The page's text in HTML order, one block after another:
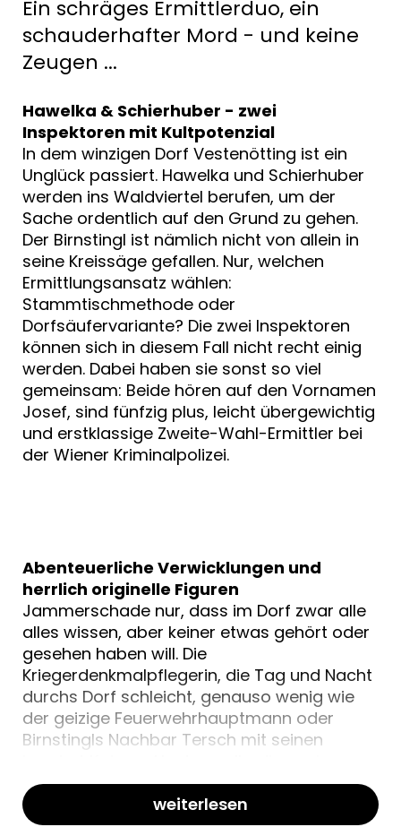
Ein schräges Ermittlerduo, ein
schauderhafter Mord - und keine
Zeugen ...
Hawelka & Schierhuber - zwei
Inspektoren mit Kultpotenzial
In dem winzigen Dorf Vestenötting ist ein
Unglück passiert. Hawelka und Schierhuber
werden ins Waldviertel berufen, um der
Sache ordentlich auf den Grund zu gehen.
Der Birnstingl ist nämlich nicht von allein in
seine Kreissäge gefallen. Nur, welchen
Ermittlungsansatz wählen:
Stammtischmethode oder
Dorfsäufervariante? Die zwei Inspektoren
können sich in diesem Fall nicht recht einig
werden. Dabei haben sie sonst so viel
gemeinsam: Beide hören auf den Vornamen
Josef, sind fünfzig plus, leicht übergewichtig
und erstklassige Zweite-Wahl-Ermittler bei
der Wiener Kriminalpolizei.
Abenteuerliche Verwicklungen und
herrlich originelle Figuren
Jammerschade nur, dass im Dorf zwar alle
alles wissen, aber keiner etwas gehört oder
gesehen haben will. Die
Kriegerdenkmalpflegerin, die Tag und Nacht
durchs Dorf schleicht, genauso wenig wie
der geizige Feuerwehrhauptmann oder
Birnstingls Nachbar Tersch mit seinen
Fremder beginnt, die Kätzchen vom Tersch
an die Volksschulkinder zu verschenken,
weiterlesen